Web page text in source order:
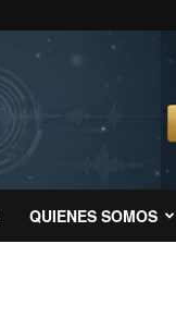
QUIENES SOMOS